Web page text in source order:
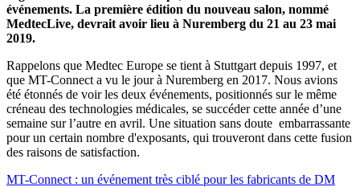
événements. La première édition du nouveau salon, nommé
MedtecLive, devrait avoir lieu à Nuremberg du 21 au 23 mai
2019.
Rappelons que Medtec Europe se tient à Stuttgart depuis 1997, et
que MT-Connect a vu le jour à Nuremberg en 2017. Nous avions
été étonnés de voir les deux événements, positionnés sur le même
créneau des technologies médicales, se succéder cette année d’une
semaine sur l’autre en avril. Une situation sans doute embarrassante
pour un certain nombre d'exposants, qui trouveront dans cette fusion
des raisons de satisfaction.
MT-Connect : un événement très ciblé pour les fabricants de DM